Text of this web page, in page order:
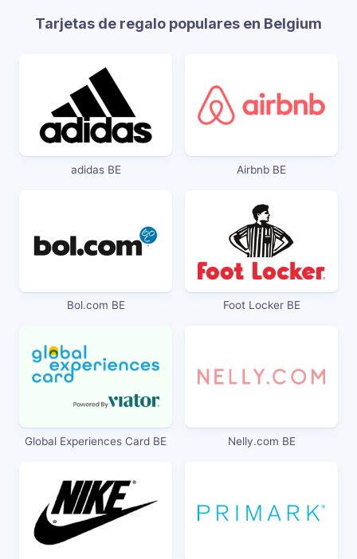
Tarjetas de regalo populares en Belgium
adidas BE Airbnb BE
Bol.com BE Foot Locker BE
Global Experiences Card BE Nelly.com BE